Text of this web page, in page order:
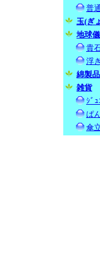
普
玉(ぎ
地球儀
貴
浮
綿製品
雑貨
ｼﾞ
ぱ
傘